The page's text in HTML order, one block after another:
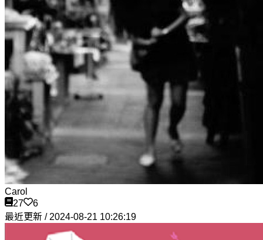
Carol
27
6
最近更新 / 2024-08-21 10:26:19